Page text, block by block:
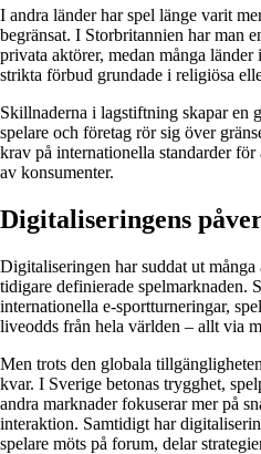
I andra länder har spel länge varit
begränsat. I Storbritannien har man
privata aktörer, medan många
strikta förbud grundade i religiösa
Skillnaderna i lagstiftning skapar en
spelare och företag rör sig över
krav på internationella standarder
av konsumenter.
Digitaliseringens
Digitaliseringen har suddat ut
tidigare definierade spelmarknaden.
internationella e-sportturneringar,
liveodds från hela världen – allt via
Men trots den globala
kvar. I Sverige betonas trygghet,
andra marknader fokuserar mer på
interaktion. Samtidigt har
spelare möts på forum, delar